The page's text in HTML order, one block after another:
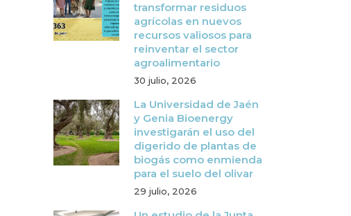
transformar residuos
agrícolas en nuevos
recursos valiosos para
reinventar el sector
agroalimentario
30 julio, 2026
La Universidad de Jaén
y Genia Bioenergy
investigarán el uso del
digerido de plantas de
biogás como enmienda
para el suelo del olivar
29 julio, 2026